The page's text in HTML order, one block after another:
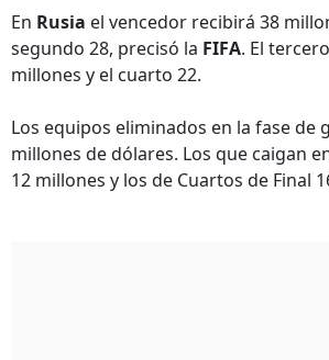
En Rusia el vencedor recibirá 38
segundo 28, precisó la FIFA. El
millones y el cuarto 22.
Los equipos eliminados en la fase de
millones de dólares. Los que caigan
12 millones y los de Cuartos de Final